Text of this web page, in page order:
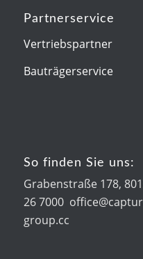
Partnerservice
Vertriebspartner
Bauträgerservice
So finden Sie uns:
Grabenstraße 178,
26 7000
group.cc